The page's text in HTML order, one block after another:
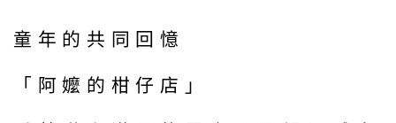
童年的共同回憶
「阿嬤的柑仔店」